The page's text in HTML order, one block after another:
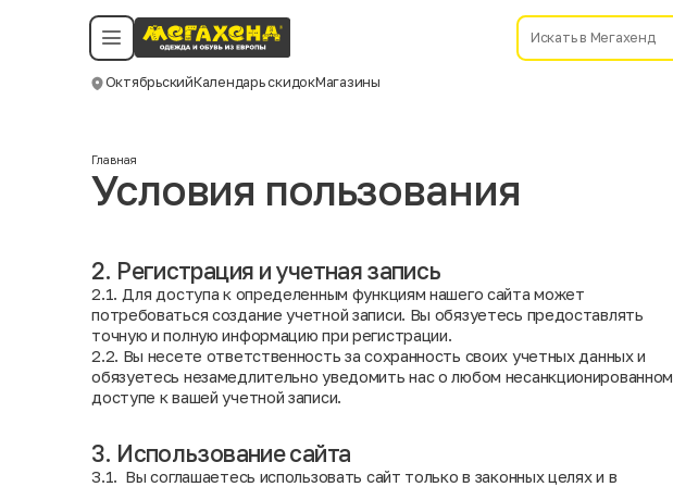
ОктябрьскийКалендарь скидокМагазины
Политика конфиденциальности
©️ Мегахенд 2026. Все права защищены.
Смотреть все даты
Главная
Условия пользования
2. Регистрация и учетная запись
2.1. Для доступа к определенным функциям нашего сайта может
потребоваться создание учетной записи. Вы обязуетесь предоставлять
точную и полную информацию при регистрации.
2.2. Вы несете ответственность за сохранность своих учетных данных и
обязуетесь незамедлительно уведомить нас о любом несанкционированном
доступе к вашей учетной записи.
3. Использование сайта
3.1. Вы соглашаетесь использовать сайт только в законных целях и в